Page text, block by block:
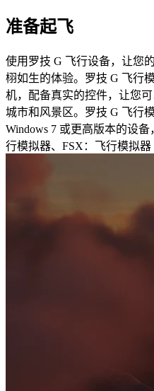
准备起飞
使用罗技 G 飞行设备，让您
栩如生的体验。罗技 G 飞行
机，配备真实的控件，让您
城市和风景区。罗技 G 飞行
Windows 7 或更高版本的设
行模拟器、FSX：飞行模拟器